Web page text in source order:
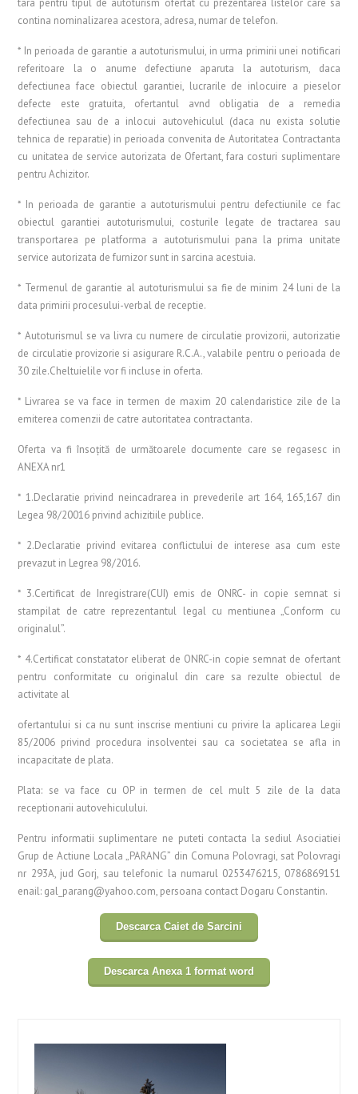
tara pentru tipul de autoturism ofertat cu prezentarea listelor care sa
contina nominalizarea acestora, adresa, numar de telefon.
* In perioada de garantie a autoturismului, in urma primirii unei notificari
referitoare la o anume defectiune aparuta la autoturism, daca
defectiunea face obiectul garantiei, lucrarile de inlocuire a pieselor
defecte este gratuita, ofertantul avnd obligatia de a remedia
defectiunea sau de a inlocui autovehiculul (daca nu exista solutie
tehnica de reparatie) in perioada convenita de Autoritatea Contractanta
cu unitatea de service autorizata de Ofertant, fara costuri suplimentare
pentru Achizitor.
* In perioada de garantie a autoturismului pentru defectiunile ce fac
obiectul garantiei autoturismului, costurile legate de tractarea sau
transportarea pe platforma a autoturismului pana la prima unitate
service autorizata de furnizor sunt in sarcina acestuia.
* Termenul de garantie al autoturismului sa fie de minim 24 luni de la
data primirii procesului-verbal de receptie.
* Autoturismul se va livra cu numere de circulatie provizorii, autorizatie
de circulatie provizorie si asigurare R.C.A., valabile pentru o perioada de
30 zile.Cheltuielile vor fi incluse in oferta.
* Livrarea se va face in termen de maxim 20 calendaristice zile de la
emiterea comenzii de catre autoritatea contractanta.
Oferta va fi însoţită de următoarele documente care se regasesc in
ANEXA nr1
* 1.Declaratie privind neincadrarea in prevederile art 164, 165,167 din
Legea 98/20016 privind achizitiile publice.
* 2.Declaratie privind evitarea conflictului de interese asa cum este
prevazut in Legrea 98/2016.
* 3.Certificat de Inregistrare(CUI) emis de ONRC- in copie semnat si
stampilat de catre reprezentantul legal cu mentiunea „Conform cu
originalul”.
* 4.Certificat constatator eliberat de ONRC-in copie semnat de ofertant
pentru conformitate cu originalul din care sa rezulte obiectul de
activitate al
ofertantului si ca nu sunt inscrise mentiuni cu privire la aplicarea Legii
85/2006 privind procedura insolventei sau ca societatea se afla in
incapacitate de plata.
Plata: se va face cu OP in termen de cel mult 5 zile de la data
receptionarii autovehiculului.
Pentru informatii suplimentare ne puteti contacta la sediul Asociatiei
Grup de Actiune Locala „PARANG” din Comuna Polovragi, sat Polovragi
nr 293A, jud Gorj, sau telefonic la numarul 0253476215, 0786869151
enail: gal_parang@yahoo.com, persoana contact Dogaru Constantin.
Descarca Caiet de Sarcini
Descarca Anexa 1 format word